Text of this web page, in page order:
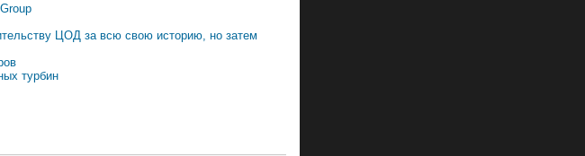
ЦОД за всю свою историю, но затем
турбин